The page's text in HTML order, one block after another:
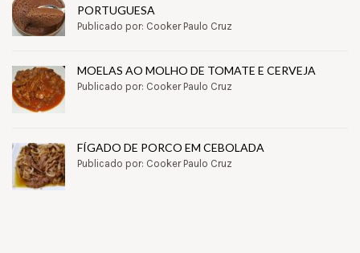
PORTUGUESA
Publicado por: Cooker Paulo Cruz
MOELAS AO MOLHO DE TOMATE E CERVEJA
Publicado por: Cooker Paulo Cruz
FÍGADO DE PORCO EM CEBOLADA
Publicado por: Cooker Paulo Cruz